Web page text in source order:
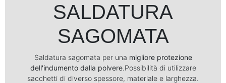
SALDATURA
SAGOMATA
Saldatura sagomata per una migliore protezione
dell'indumento dalla polvere.Possibilità di utilizzare
sacchetti di diverso spessore, materiale e larghezza.